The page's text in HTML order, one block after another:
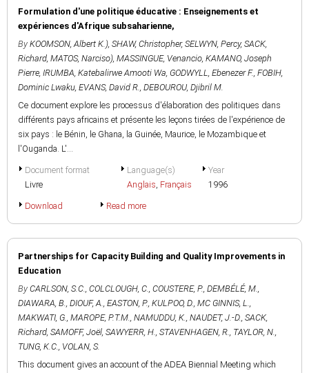
Formulation d'une politique éducative : Enseignements et
expériences d'Afrique subsaharienne,
By KOOMSON, Albert K.), SHAW, Christopher, SELWYN, Percy, SACK,
Richard, MATOS, Narciso), MASSINGUE, Venancio, KAMANO, Joseph
Pierre, IRUMBA, Katebalirwe Amooti Wa, GODWYLL, Ebenezer F., FOBIH,
Dominic Lwaku, EVANS, David R., DEBOUROU, Djibril M.
Ce document explore les processus d'élaboration des politiques dans
différents pays africains et présente les leçons tirées de l'expérience de
six pays : le Bénin, le Ghana, la Guinée, Maurice, le Mozambique et
l'Ouganda. L'...
Document format
Livre
Language(s)
Anglais, Français
Year
1996
Download Read more
Partnerships for Capacity Building and Quality Improvements in
Education
By CARLSON, S.C., COLCLOUGH, C., COUSTERE, P., DEMBÉLÉ, M.,
DIAWARA, B., DIOUF, A., EASTON, P., KULPOO, D., MC GINNIS, L.,
MAKWATI, G., MAROPE, P.T.M., NAMUDDU, K., NAUDET, J.-D., SACK,
Richard, SAMOFF, Joël, SAWYERR, H., STAVENHAGEN, R., TAYLOR, N.,
TUNG, K.C., VOLAN, S.
This document gives an account of the ADEA Biennial Meeting which